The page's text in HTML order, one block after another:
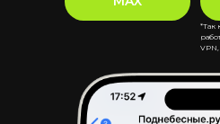
*Так